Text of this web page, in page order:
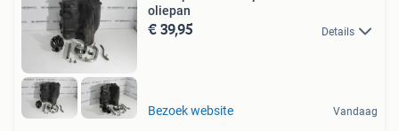
oliepan
€ 39,95 Details
Bezoek website Vandaag